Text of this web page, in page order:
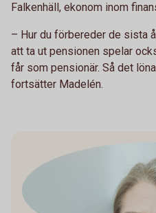
Falkenhäll, ekonom inom
– Hur du förbereder de sista
att ta ut pensionen spelar
får som pensionär. Så det
fortsätter Madelén.